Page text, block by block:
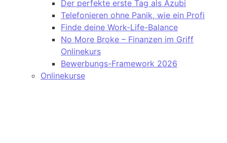
Der perfekte erste Tag als Azubi
Telefonieren ohne Panik, wie ein Profi
Finde deine Work-Life-Balance
No More Broke – Finanzen im Griff
Onlinekurs
Bewerbungs-Framework 2026
Onlinekurse